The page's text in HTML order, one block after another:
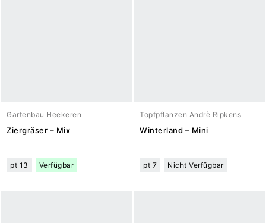
Gartenbau Heekeren
Ziergräser – Mix
pt 13 Verfügbar
Topfpflanzen Andrè Ripkens
Winterland – Mini
pt 7 Nicht Verfügbar